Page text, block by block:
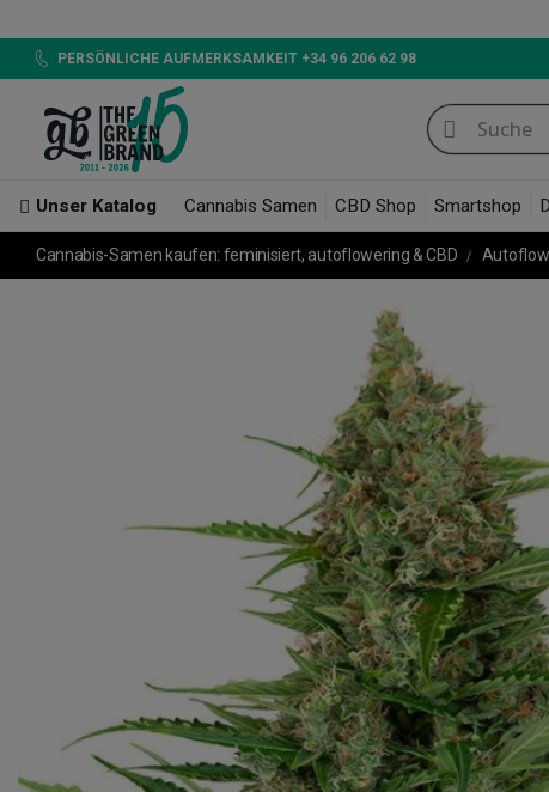
LED 720W GB
PERSÖNLICHE AUFMERKSAMKEIT +34 96 206 62 98
Unser Katalog Cannabis Samen CBD Shop Smartshop
Cannabis-Samen kaufen: feminisiert, autoflowering & CBD